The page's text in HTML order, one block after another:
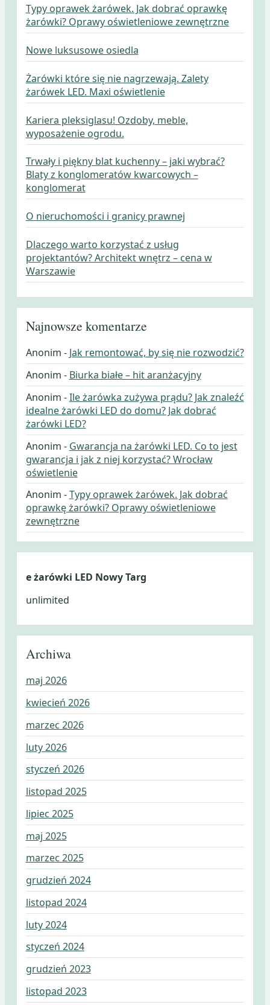
Typy oprawek żarówek. Jak dobrać oprawkę
żarówki? Oprawy oświetleniowe zewnętrzne
Nowe luksusowe osiedla
Żarówki które się nie nagrzewają. Zalety
żarówek LED. Maxi oświetlenie
Kariera pleksiglasu! Ozdoby, meble,
wyposażenie ogrodu.
Trwały i piękny blat kuchenny – jaki wybrać?
Blaty z konglomeratów kwarcowych –
konglomerat
O nieruchomości i granicy prawnej
Dlaczego warto korzystać z usług
projektantów? Architekt wnętrz – cena w
Warszawie
Najnowsze komentarze
Anonim - Jak remontować, by się nie rozwodzić?
Anonim - Biurka białe – hit aranżacyjny
Anonim -Ile żarówka zużywa prądu? Jak znaleźć
idealne żarówki LED do domu? Jak dobrać
żarówki LED?
Anonim - Gwarancja na żarówki LED. Co to jest
gwarancja i jak z niej korzystać? Wrocław
oświetlenie
Anonim -Typy oprawek żarówek. Jak dobrać
oprawkę żarówki? Oprawy oświetleniowe
zewnętrzne
e żarówki LED Nowy Targ
unlimited
Archiwa
maj 2026
kwiecień 2026
marzec 2026
luty 2026
styczeń 2026
listopad 2025
lipiec 2025
maj 2025
marzec 2025
grudzień 2024
listopad 2024
luty 2024
styczeń 2024
grudzień 2023
listopad 2023